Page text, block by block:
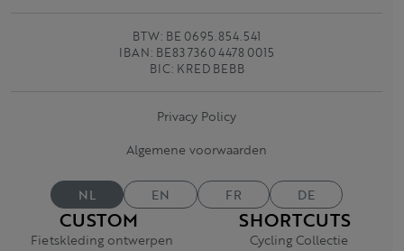
CUSTOM
Fietskleding ontwerpen
SHORTCUTS
Cycling Collectie
BTW: BE 0695.854.541
IBAN: BE83 7360 4478 0015
BIC: KRED BEBB
Privacy Policy
Algemene voorwaarden
NL EN FR DE